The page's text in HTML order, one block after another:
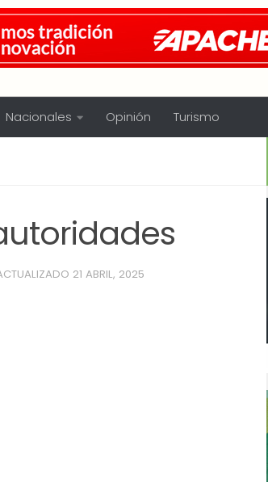
Nacionales Opinión Turismo
21 ABRIL, 2025